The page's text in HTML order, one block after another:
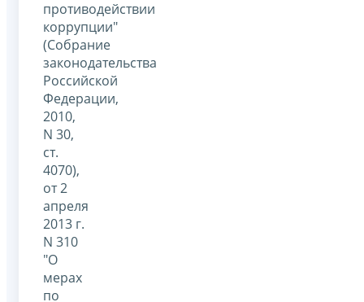
противодействии
коррупции"
(Собрание
законодательства
Российской
Федерации,
2010,
N 30,
ст.
4070),
от 2
апреля
2013 г.
N 310
"О
мерах
по